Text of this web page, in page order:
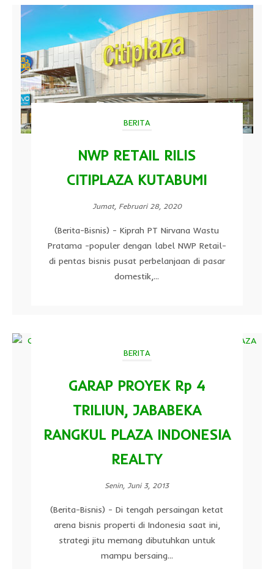
BERITA
NWP RETAIL RILIS
CITIPLAZA KUTABUMI
Jumat, Februari 28, 2020
(Berita-Bisnis) - Kiprah PT Nirvana Wastu
Pratama -populer dengan label NWP Retail-
di pentas bisnis pusat perbelanjaan di pasar
domestik,...
BERITA
GARAP PROYEK Rp 4
TRILIUN, JABABEKA
RANGKUL PLAZA INDONESIA
REALTY
Senin, Juni 3, 2013
(Berita-Bisnis) - Di tengah persaingan ketat
arena bisnis properti di Indonesia saat ini,
strategi jitu memang dibutuhkan untuk
mampu bersaing...